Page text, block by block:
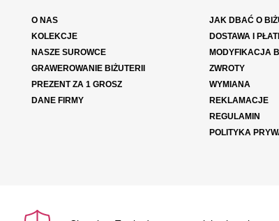
O NAS
KOLEKCJE
NASZE SUROWCE
GRAWEROWANIE BIŻUTERII
PREZENT ZA 1 GROSZ
DANE FIRMY
JAK DBAĆ O
DOSTAWA I
MODYFIKACJA
ZWROTY
WYMIANA
REKLAMACJE
REGULAMIN
POLITYKA